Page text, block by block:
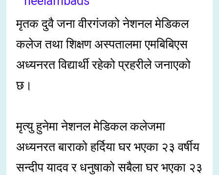
मृतक दुवै जना वीरगंजको नेशनल मेडिकल
कलेज तथा शिक्षण अस्पतालमा एमबिबिएस
अध्यनरत विद्यार्थी रहेको प्रहरीले जनाएको
छ।
मृत्यु हुनेमा नेशनल मेडिकल कलेजमा
अध्यनरत बाराको हर्दिया घर भएका २३ वर्षीय
सन्दीप यादव र धनुषाको सबैला घर भएका २३